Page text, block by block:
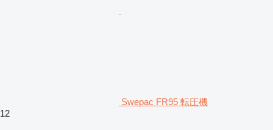
Swepac FR95 転圧機
12